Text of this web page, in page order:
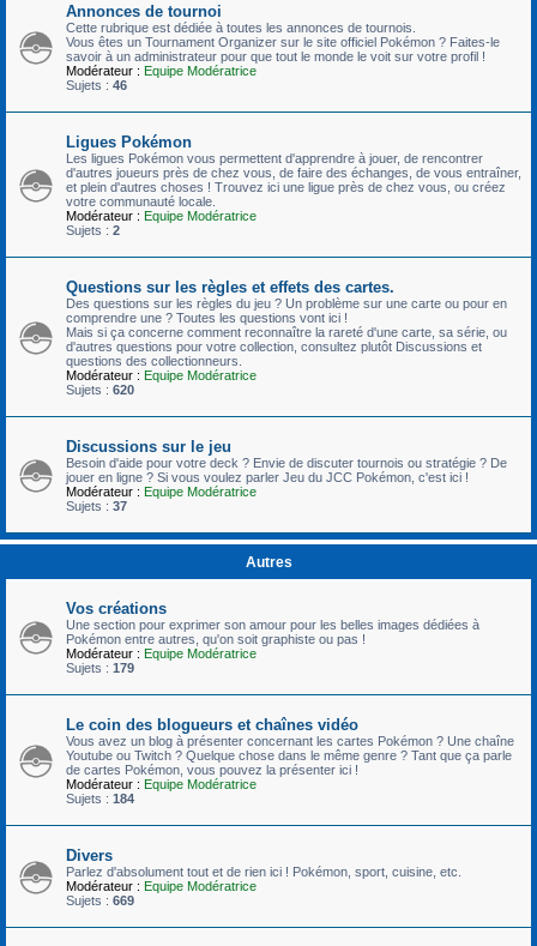
Annonces de tournoi
Cette rubrique est dédiée à toutes les annonces de tournois.
Vous êtes un Tournament Organizer sur le site officiel Pokémon ? Faites-le
savoir à un administrateur pour que tout le monde le voit sur votre profil !
Modérateur : Equipe Modératrice
Sujets : 46
Ligues Pokémon
Les ligues Pokémon vous permettent d'apprendre à jouer, de rencontrer
d'autres joueurs près de chez vous, de faire des échanges, de vous entraîner,
et plein d'autres choses ! Trouvez ici une ligue près de chez vous, ou créez
votre communauté locale.
Modérateur : Equipe Modératrice
Sujets : 2
Questions sur les règles et effets des cartes.
Des questions sur les règles du jeu ? Un problème sur une carte ou pour en
comprendre une ? Toutes les questions vont ici !
Mais si ça concerne comment reconnaître la rareté d'une carte, sa série, ou
d'autres questions pour votre collection, consultez plutôt Discussions et
questions des collectionneurs.
Modérateur : Equipe Modératrice
Sujets : 620
Discussions sur le jeu
Besoin d'aide pour votre deck ? Envie de discuter tournois ou stratégie ? De
jouer en ligne ? Si vous voulez parler Jeu du JCC Pokémon, c'est ici !
Modérateur : Equipe Modératrice
Sujets : 37
Autres
Vos créations
Une section pour exprimer son amour pour les belles images dédiées à
Pokémon entre autres, qu'on soit graphiste ou pas !
Modérateur : Equipe Modératrice
Sujets : 179
Le coin des blogueurs et chaînes vidéo
Vous avez un blog à présenter concernant les cartes Pokémon ? Une chaîne
Youtube ou Twitch ? Quelque chose dans le même genre ? Tant que ça parle
de cartes Pokémon, vous pouvez la présenter ici !
Modérateur : Equipe Modératrice
Sujets : 184
Divers
Parlez d'absolument tout et de rien ici ! Pokémon, sport, cuisine, etc.
Modérateur : Equipe Modératrice
Sujets : 669